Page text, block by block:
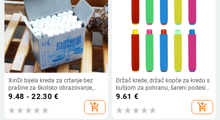
XinDi bijela kreda za crtanje bez
prašine za školsko obrazovanje,
krede visoke kvalitete, uredski pribor,
9.48 - 22.30 €
add_shopping_cart
Držač krede, držač kopče za kredu s
kutijom za pohranu, šareni podesivi
držač krede za učitelje školske
ploče, školski ured, 10 komada
9.61 €
add_shopping_cart